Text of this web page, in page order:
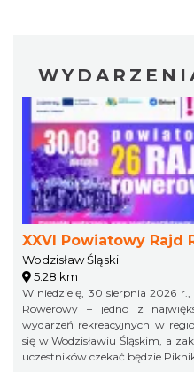
XXVI Powiatowy Rajd
Wodzisław Śląski
5.28 km
W niedzielę, 30 sierpnia 2026
Rowerowy – jedno z
wydarzeń rekreacyjnych w
się w Wodzisławiu Śląskim, a
uczestników czekać będzie